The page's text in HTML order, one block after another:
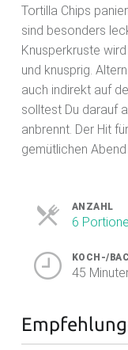
Tortilla Chips
sind besonders
Knusperkruste
und knusprig.
auch indirekt auf
solltest Du darauf
anbrennt. Der Hit
gemütlichen
ANZAHL
6
KOCH-/
45